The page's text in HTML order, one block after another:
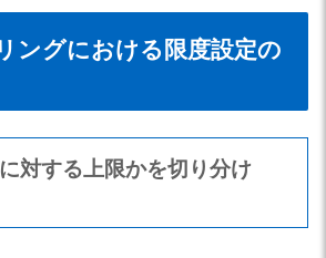
ングにおける限度設定の
対する上限かを切り分け